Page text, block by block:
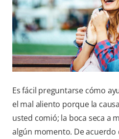
Es fácil preguntarse cómo
el mal aliento porque la
usted comió; la boca seca a
algún momento. De acuerdo